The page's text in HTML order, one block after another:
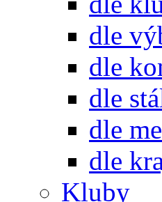
dle
dle
dle
dle
dle
Kluby